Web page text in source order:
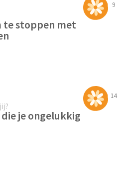
9
te stoppen met
14
je ongelukkig